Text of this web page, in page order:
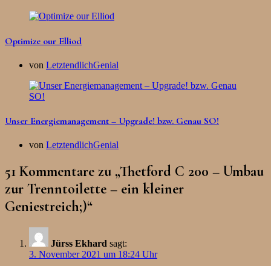
Optimize our Elliod
von LetztendlichGenial
Unser Energiemanagement – Upgrade! bzw. Genau SO!
von LetztendlichGenial
51 Kommentare zu „Thetford C 200 – Umbau
zur Trenntoilette – ein kleiner
Geniestreich;)“
Jürss Ekhard sagt:
3. November 2021 um 18:24 Uhr